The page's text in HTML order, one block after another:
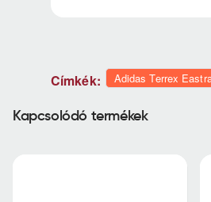
Címkék: Adidas Terrex
Kapcsolódó termékek